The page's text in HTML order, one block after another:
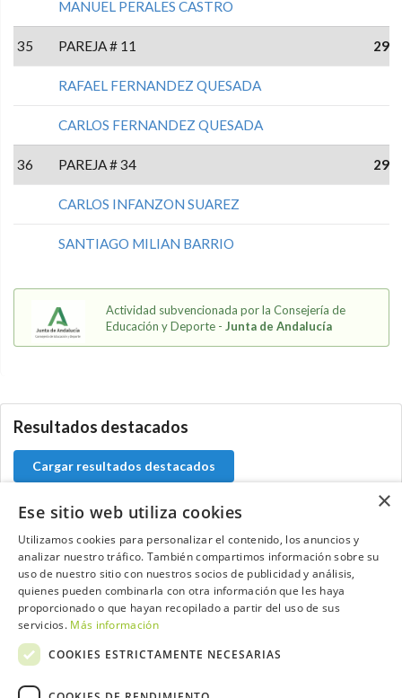
MANUEL PERALES CASTRO
35 PAREJA # 11 29
RAFAEL FERNANDEZ QUESADA
CARLOS FERNANDEZ QUESADA
36 PAREJA # 34 29
CARLOS INFANZON SUAREZ
SANTIAGO MILIAN BARRIO
Actividad subvencionada por la Consejería de
Educación y Deporte - Junta de Andalucía
Resultados destacados
Cargar resultados destacados
Contacta con el equipo de NextCaddy
Opina Contacta
×
Ese sitio web utiliza cookies
Utilizamos cookies para personalizar el contenido, los anuncios y
analizar nuestro tráfico. También compartimos información sobre su
uso de nuestro sitio con nuestros socios de publicidad y análisis,
quienes pueden combinarla con otra información que les haya
proporcionado o que hayan recopilado a partir del uso de sus
servicios. Más información
COOKIES ESTRICTAMENTE NECESARIAS